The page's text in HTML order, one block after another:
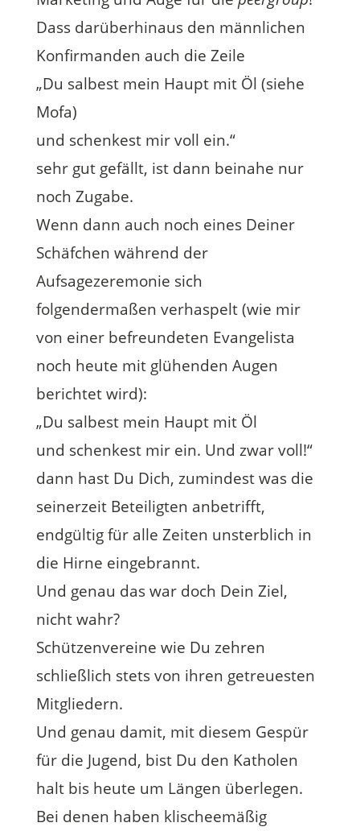
Dass darüberhinaus den männlichen
Konfirmanden auch die Zeile
„Du salbest mein Haupt mit Öl (siehe
Mofa)
und schenkest mir voll ein.“
sehr gut gefällt, ist dann beinahe nur
noch Zugabe.
Wenn dann auch noch eines Deiner
Schäfchen während der
Aufsagezeremonie sich
folgendermaßen verhaspelt (wie mir
von einer befreundeten Evangelista
noch heute mit glühenden Augen
berichtet wird):
„Du salbest mein Haupt mit Öl
und schenkest mir ein. Und zwar voll!“
dann hast Du Dich, zumindest was die
seinerzeit Beteiligten anbetrifft,
endgültig für alle Zeiten unsterblich in
die Hirne eingebrannt.
Und genau das war doch Dein Ziel,
nicht wahr?
Schützenvereine wie Du zehren
schließlich stets von ihren getreuesten
Mitgliedern.
Und genau damit, mit diesem Gespür
für die Jugend, bist Du den Katholen
halt bis heute um Längen überlegen.
Bei denen haben klischeemäßig